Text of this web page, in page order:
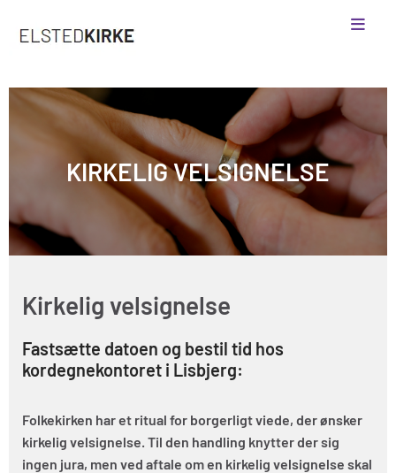
KIRKELIG VELSIGNELSE
Kirkelig velsignelse
Fastsætte datoen og bestil tid hos
kordegnekontoret i Lisbjerg:
Folkekirken har et ritual for borgerligt viede, der ønsker
kirkelig velsignelse. Til den handling knytter der sig
ingen jura, men ved aftale om en kirkelig velsignelse skal